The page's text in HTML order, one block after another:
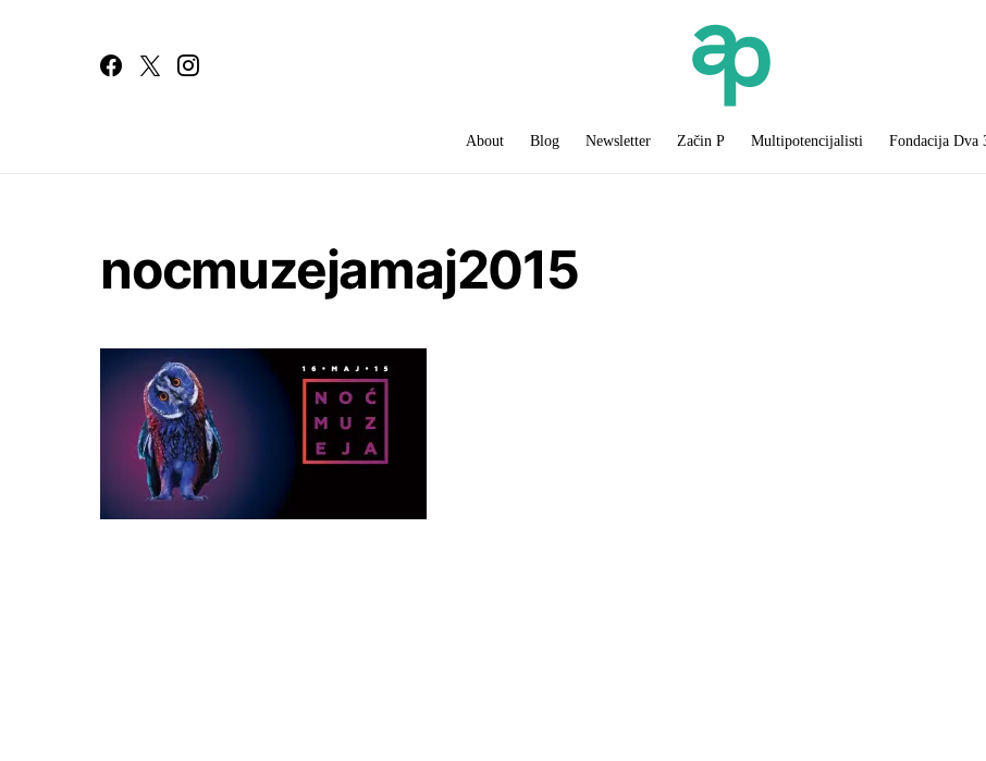
About Blog Newsletter Začin P Multipotencijalisti Fondacija Dva
nocmuzejamaj2015